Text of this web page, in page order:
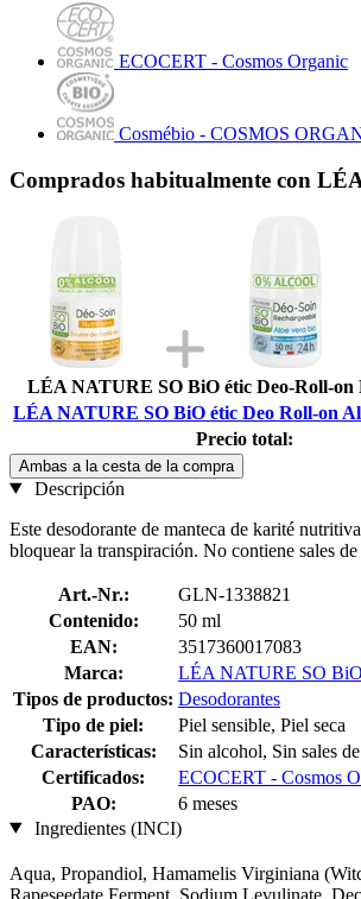
ECOCERT - Cosmos Organic
Cosmébio - COSMOS
Comprados habitualmente con
LÉA NATURE SO BiO étic Deo-Roll-on
LÉA NATURE SO BiO étic Deo Roll-on
Precio total:
Ambas a la cesta de la compra
Descripción
Este desodorante de manteca de karité
bloquear la transpiración. No contiene sales
Art.-Nr.:
GLN-1338821
Contenido:
50 ml
EAN:
3517360017083
Marca:
LÉA NATURE SO
Tipos de productos: Desodorantes
Tipo de piel:
Piel sensible, Piel seca
Características:
Sin alcohol, Sin sales
Certificados:
ECOCERT - Cosmos
PAO:
6 meses
Ingredientes (INCI)
Aqua, Propandiol, Hamamelis Virginiana
Rapeseedate Ferment, Sodium Levulinate,